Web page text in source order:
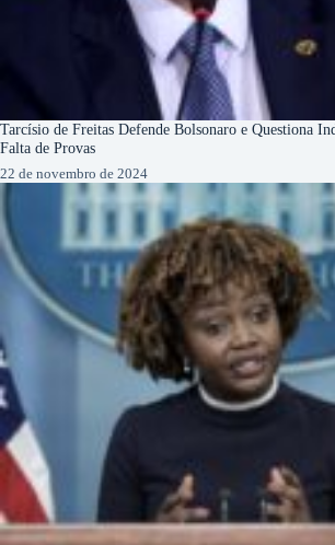
Tarcísio de Freitas Defende Bolsonaro e Questiona
Falta de Provas
22 de novembro de 2024